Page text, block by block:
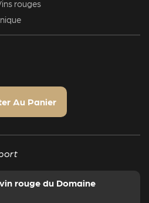
rouges
Au Panier
rouge du Domaine